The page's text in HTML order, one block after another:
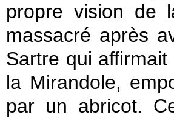
propre vision de
massacré après
Sartre qui
la Mirandole,
par un abricot.